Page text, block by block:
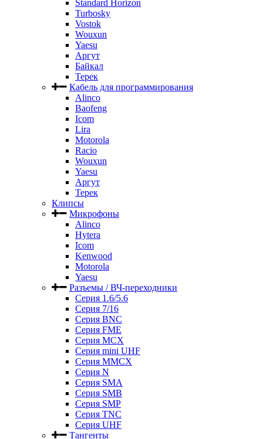
Standard Horizon
Turbosky
Vostok
Wouxun
Yaesu
Аргут
Байкал
Терек
Кабель для программирования
Alinco
Baofeng
Icom
Lira
Motorola
Racio
Wouxun
Yaesu
Аргут
Терек
Клипсы
Микрофоны
Alinco
Hytera
Icom
Kenwood
Motorola
Yaesu
Разъемы / ВЧ-переходники
Серия 1.6/5.6
Серия 7/16
Серия BNC
Серия FME
Серия MCX
Серия mini UHF
Серия MMCX
Серия N
Серия SMA
Серия SMB
Серия SMP
Серия TNC
Серия UHF
Тангенты